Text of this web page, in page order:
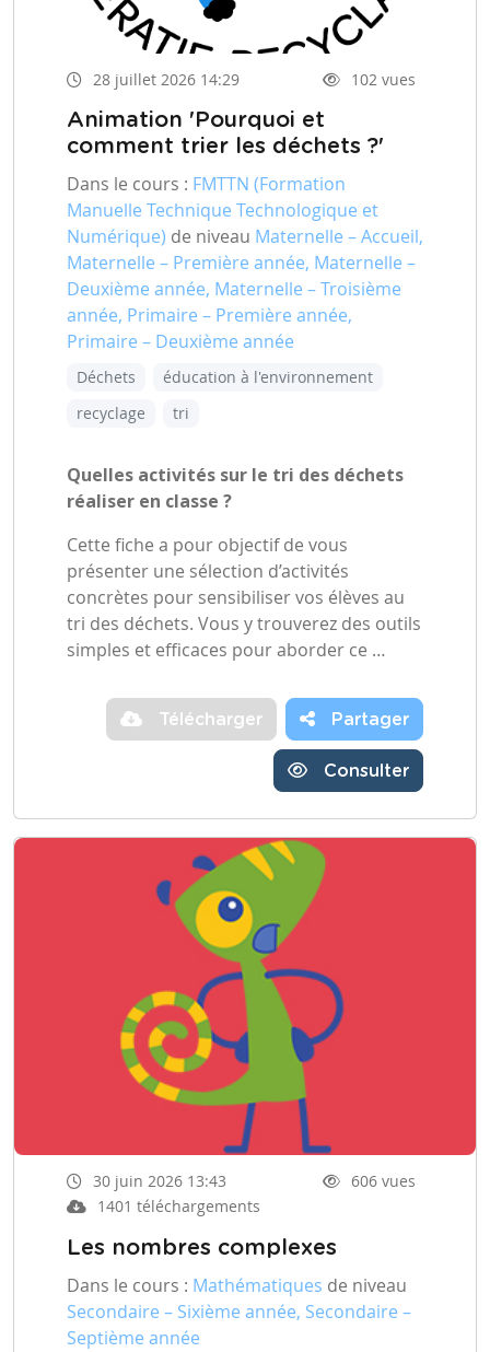
28 juillet 2026 14:29 102 vues
Animation 'Pourquoi et
comment trier les déchets ?'
Dans le cours : FMTTN (Formation
Manuelle Technique Technologique et
Numérique) de niveau Maternelle – Accueil,
Maternelle – Première année, Maternelle –
Deuxième année, Maternelle – Troisième
année, Primaire – Première année,
Primaire – Deuxième année
Déchets
éducation à l'environnement
recyclage
tri
Quelles activités sur le tri des déchets
réaliser en classe ?
Cette fiche a pour objectif de vous
présenter une sélection d’activités
concrètes pour sensibiliser vos élèves au
tri des déchets. Vous y trouverez des outils
simples et efficaces pour aborder ce …
Télécharger Partager
Consulter
30 juin 2026 13:43
606 vues
1401 téléchargements
Les nombres complexes
Dans le cours : Mathématiques de niveau
Secondaire – Sixième année, Secondaire –
Septième année